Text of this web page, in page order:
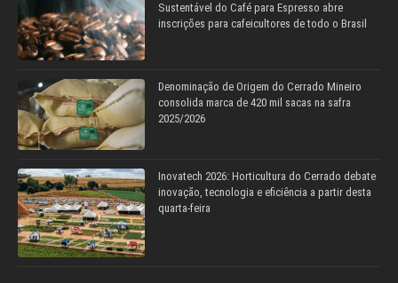
Sustentável do Café para Espresso abre
inscrições para cafeicultores de todo o Brasil
Denominação de Origem do Cerrado Mineiro
consolida marca de 420 mil sacas na safra
2025/2026
Inovatech 2026: Horticultura do Cerrado debate
inovação, tecnologia e eficiência a partir desta
quarta-feira